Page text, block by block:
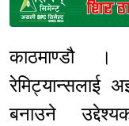
काठमाण्डौ ।
रेमिट्यान्सलाई
बनाउने